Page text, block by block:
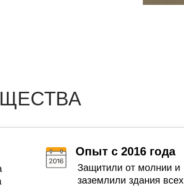
Защитили от молнии и
заземлили здания всех
Опыт с 2016 года